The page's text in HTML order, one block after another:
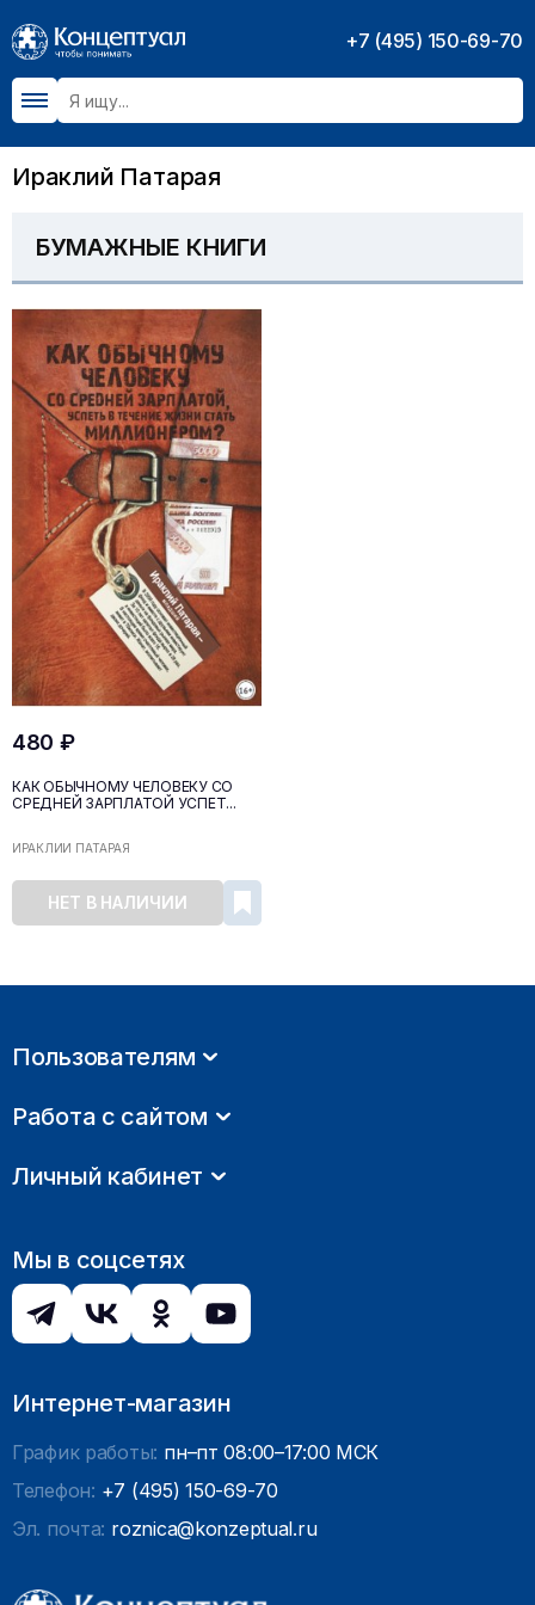
+7 (495) 150-69-70
Ираклий Патарая
БУМАЖНЫЕ КНИГИ
480 ₽
КАК ОБЫЧНОМУ ЧЕЛОВЕКУ СО
СРЕДНЕЙ ЗАРПЛАТОЙ УСПЕТ...
ИРАКЛИЙ ПАТАРАЯ
НЕТ В НАЛИЧИИ
Пользователям
Работа с сайтом
Личный кабинет
Мы в соцсетях
Интернет-магазин
График работы: пн–пт 08:00–17:00 МСК
Телефон: +7 (495) 150-69-70
Эл. почта: roznica@konzeptual.ru